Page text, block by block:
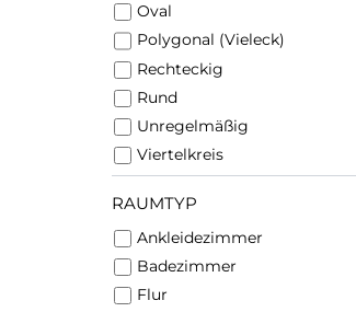
Oval
Polygonal (Vieleck)
Rechteckig
Rund
Unregelmäßig
Viertelkreis
RAUMTYP
Ankleidezimmer
Badezimmer
Flur